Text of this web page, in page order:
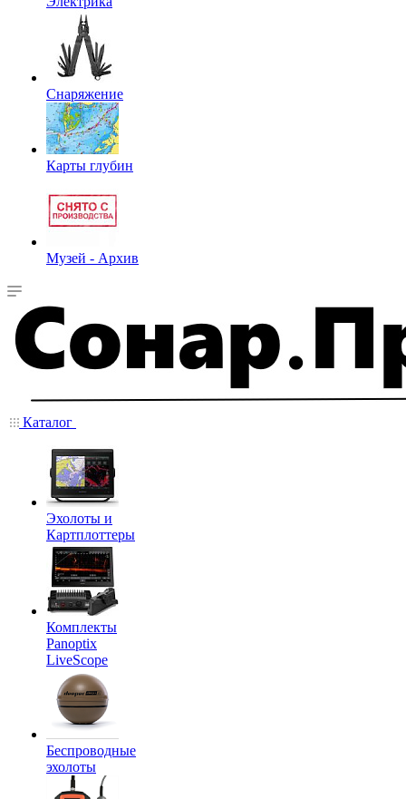
Снаряжение
Карты глубин
Музей - Архив
Каталог
Эхолоты и
Картплоттеры
Комплекты
Panoptix
LiveScope
Беспроводные
эхолоты